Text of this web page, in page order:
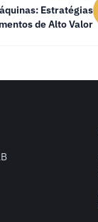
Estratégias
de Alto Valor